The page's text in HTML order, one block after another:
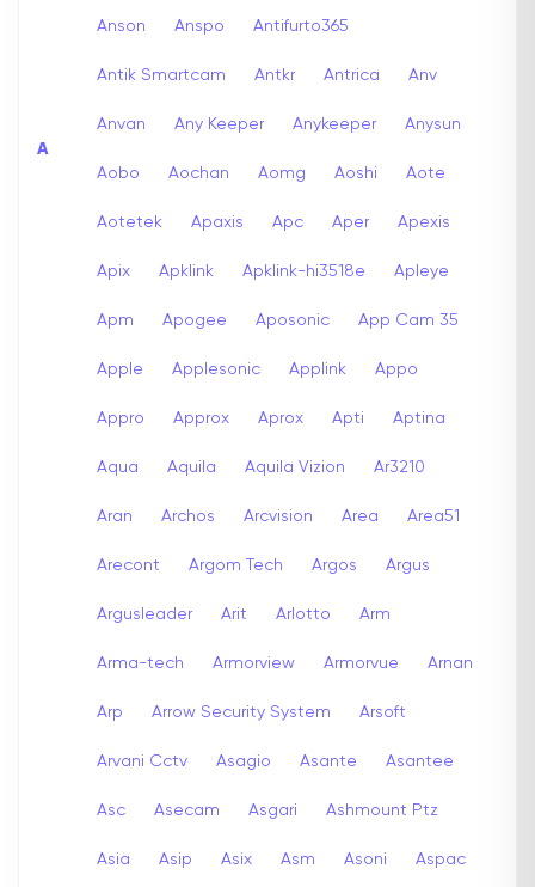
A
Anson Anspo Antifurto365
Antik Smartcam Antkr Antrica Anv
Anvan Any Keeper Anykeeper Anysun
Aobo Aochan Aomg Aoshi Aote
Aotetek Apaxis Apc Aper Apexis
Apix Apklink Apklink-hi3518e Apleye
Apm Apogee Aposonic App Cam 35
Apple Applesonic Applink Appo
Appro Approx Aprox Apti Aptina
Aqua Aquila Aquila Vizion Ar3210
Aran Archos Arcvision Area Area51
Arecont Argom Tech Argos Argus
Argusleader Arit Arlotto Arm
Arma-tech Armorview Armorvue Arnan
Arp Arrow Security System Arsoft
Arvani Cctv Asagio Asante Asantee
Asc Asecam Asgari Ashmount Ptz
Asia Asip Asix Asm Asoni Aspac